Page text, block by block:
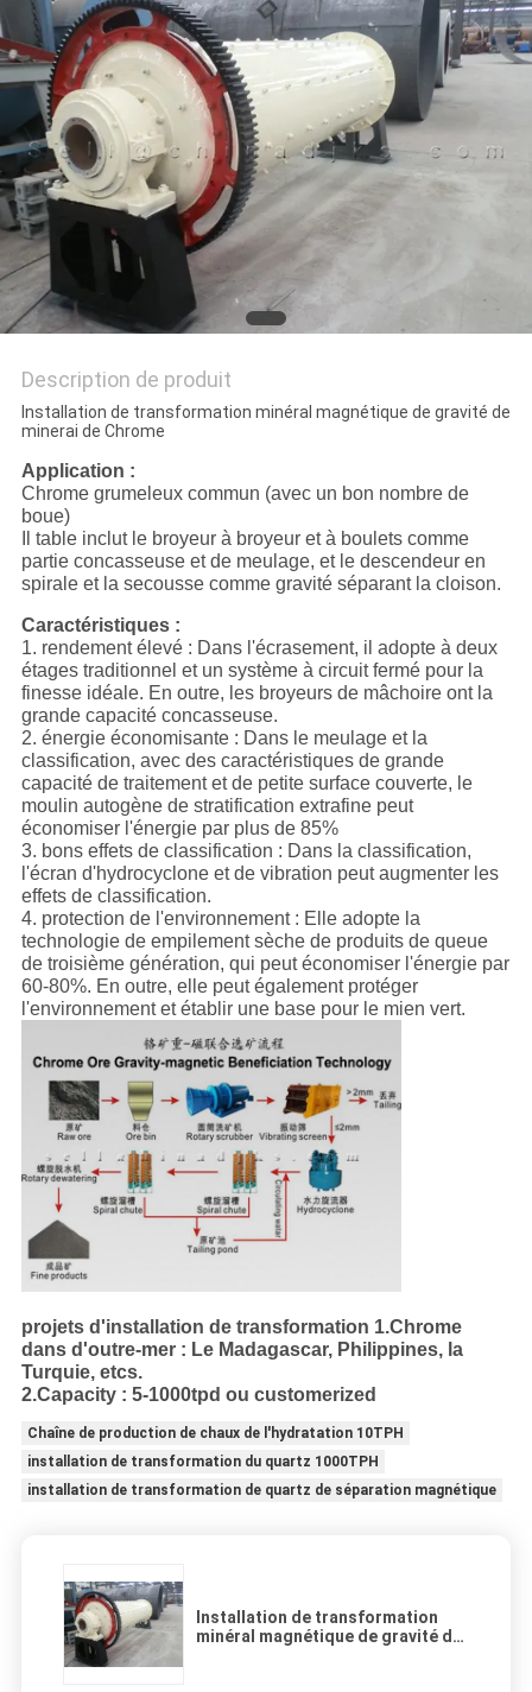
POLITIQUE
DE
CONFIDENTIALITÉ
Description de produit
Installation de transformation minéral magnétique de gravité de
minerai de Chrome
Application :
Chrome grumeleux commun (avec un bon nombre de
boue)
Il table inclut le broyeur à broyeur et à boulets comme
partie concasseuse et de meulage, et le descendeur en
spirale et la secousse comme gravité séparant la cloison.
Caractéristiques :
1. rendement élevé : Dans l'écrasement, il adopte à deux
étages traditionnel et un système à circuit fermé pour la
finesse idéale. En outre, les broyeurs de mâchoire ont la
grande capacité concasseuse.
2. énergie économisante : Dans le meulage et la
classification, avec des caractéristiques de grande
capacité de traitement et de petite surface couverte, le
moulin autogène de stratification extrafine peut
économiser l'énergie par plus de 85%
3. bons effets de classification : Dans la classification,
l'écran d'hydrocyclone et de vibration peut augmenter les
effets de classification.
4. protection de l'environnement : Elle adopte la
technologie de empilement sèche de produits de queue
de troisième génération, qui peut économiser l'énergie par
60-80%. En outre, elle peut également protéger
l'environnement et établir une base pour le mien vert.
projets d'installation de transformation 1.Chrome
dans d'outre-mer : Le Madagascar, Philippines, la
Turquie, etcs.
2.Capacity : 5-1000tpd ou customerized
Chaîne de production de chaux de l'hydratation 10TPH
installation de transformation du quartz 1000TPH
installation de transformation de quartz de séparation magnétique
Installation de transformation
minéral magnétique de gravité de